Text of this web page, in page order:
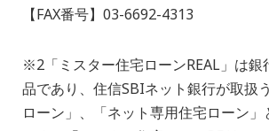
【FAX番号】03-6692-4313
※2「ミスター住宅ローンREAL」は銀
品であり、住信SBIネット銀行が取扱
ローン」、「ネット専用住宅ローン